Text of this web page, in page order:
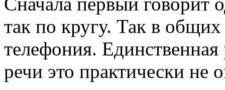
так по кругу. Так в
телефония.
речи это практически не